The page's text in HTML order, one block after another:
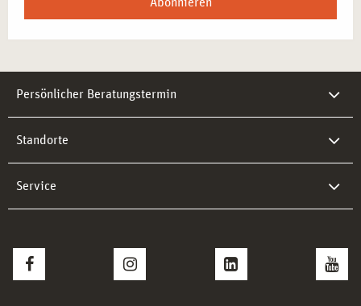
Persönlicher Beratungstermin
Standorte
Service